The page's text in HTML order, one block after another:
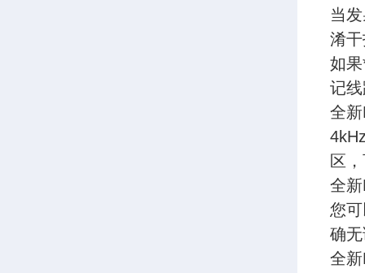
当
淆
如
记
全
区
全
您
确
全